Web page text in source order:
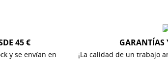
45 €
y se envían en
GARANTÍAS
¡La calidad de un trabajo